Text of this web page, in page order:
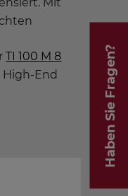
Haben Sie Fragen?
TI 100 M 8
High-End